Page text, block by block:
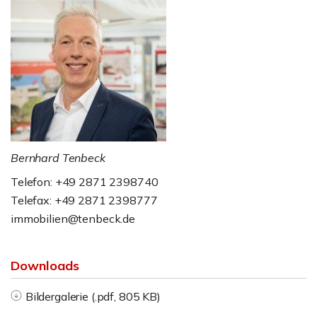
Bernhard Tenbeck
Telefon: +49 2871 2398740
Telefax: +49 2871 2398777
immobilien@tenbeck.de
Downloads
Bildergalerie (.pdf, 805 KB)